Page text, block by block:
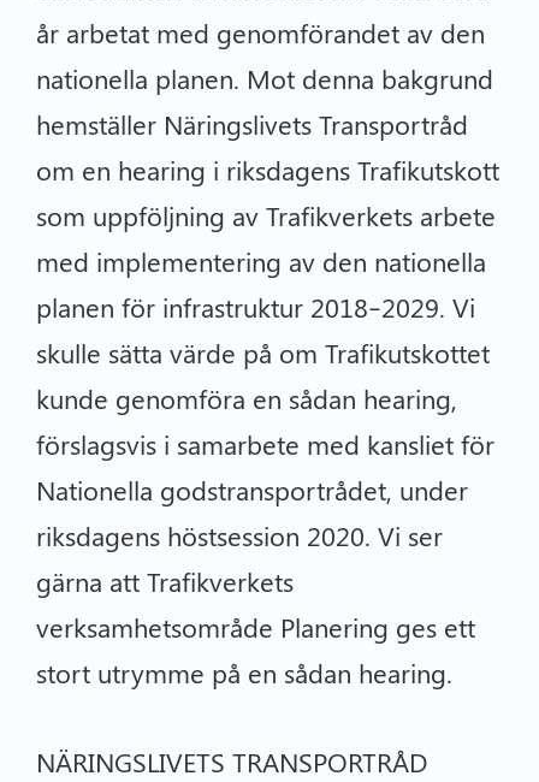
år arbetat med genomförandet av den
nationella planen. Mot denna bakgrund
hemställer Näringslivets Transportråd
om en hearing i riksdagens Trafikutskott
som uppföljning av Trafikverkets arbete
med implementering av den nationella
planen för infrastruktur 2018–2029. Vi
skulle sätta värde på om Trafikutskottet
kunde genomföra en sådan hearing,
förslagsvis i samarbete med kansliet för
Nationella godstransportrådet, under
riksdagens höstsession 2020. Vi ser
gärna att Trafikverkets
verksamhetsområde Planering ges ett
stort utrymme på en sådan hearing.
NÄRINGSLIVETS TRANSPORTRÅD